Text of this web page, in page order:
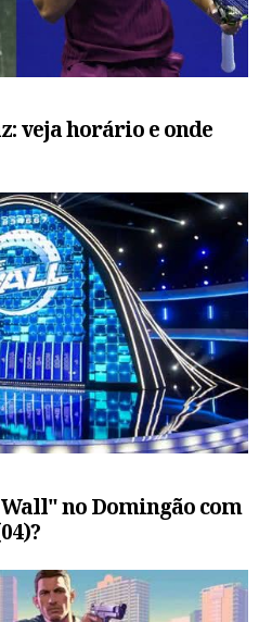
veja horário e onde
no Domingão com